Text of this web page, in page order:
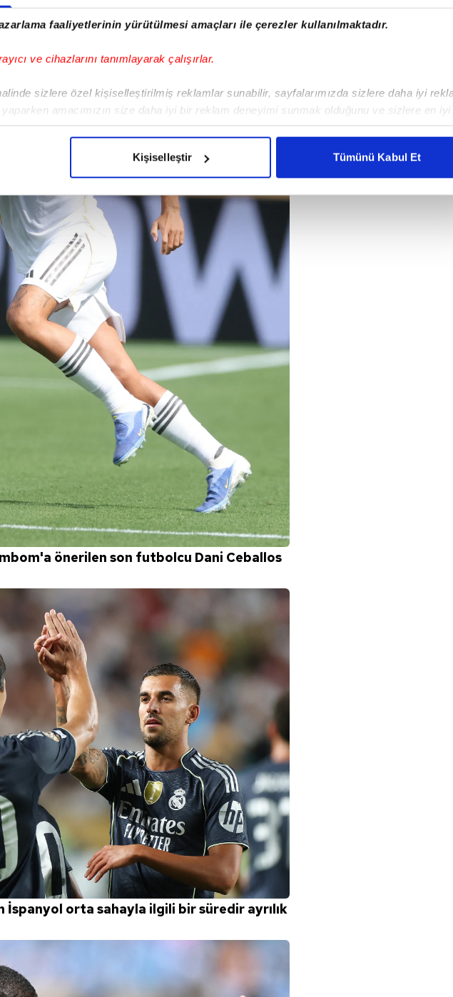
faaliyetlerinin yürütülmesi amaçları ile çerezler kullanılmaktadır.
ve cihazlarını tanımlayarak çalışırlar.
sizlere özel kişiselleştirilmiş reklamlar sunabilir, sayfalarımızda sizlere daha iyi
amacımızın size daha iyi bir reklam deneyimi sunmak olduğunu ve sizlere en iyi
gelen çabayı gösterdiğimizi ve bu noktada, reklamların maliyetlerimizi karşılamak
çerezlere izin vermedikleri takdirde, kullanıcılara hedefli reklamlar gösterilmeyecektir."
için İnternet Sitemizde kendimize ve üçüncü kişilere ait çerezler kullanılmaktadır.
verileriniz işlenmekte olup gerekli olan çerezler bilgi toplumu hizmetlerinin sunulması
çerezler, sitemizin daha işlevsel kılınması ve kişiselleştirilmesi ve sizlere yönelik
yapılması, amaçlarıyla sınırlı olarak açık rızanız dahilinde kullanılacaktır.
aşağıda yer alan panel vasıtasıyla belirleyebilirsiniz. Çerezlere ilişkin detaylı bilgi için
Bilgilendirme Metnimizi ziyaret edebilirsiniz.
Kanunu uyarınca hazırlanmış Aydınlatma Metnimizi okumak ve sitemizde ilgili
çerezlerle ilgili bilgi almak için lütfentıklayınız.
Kişiselleştir Tümünü Kabul Et
önerilen son futbolcu Dani Ceballos
İspanyol orta sahayla ilgili bir süredir ayrılık